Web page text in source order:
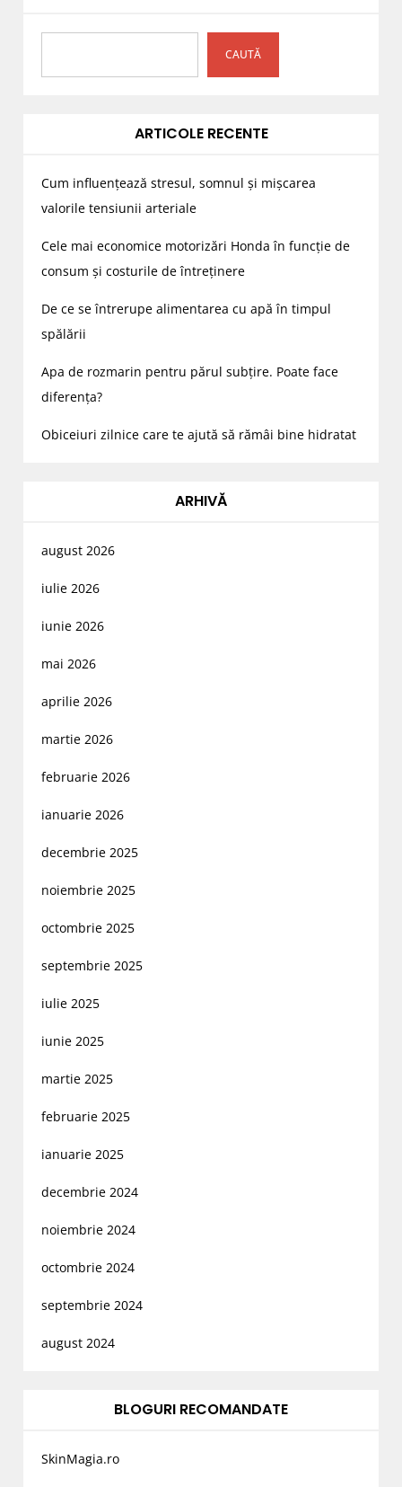
CAUTĂ
ARTICOLE RECENTE
Cum influențează stresul, somnul și mișcarea
valorile tensiunii arteriale
Cele mai economice motorizări Honda în funcție de
consum și costurile de întreținere
De ce se întrerupe alimentarea cu apă în timpul
spălării
Apa de rozmarin pentru părul subțire. Poate face
diferența?
Obiceiuri zilnice care te ajută să rămâi bine hidratat
ARHIVĂ
august 2026
iulie 2026
iunie 2026
mai 2026
aprilie 2026
martie 2026
februarie 2026
ianuarie 2026
decembrie 2025
noiembrie 2025
octombrie 2025
septembrie 2025
iulie 2025
iunie 2025
martie 2025
februarie 2025
ianuarie 2025
decembrie 2024
noiembrie 2024
octombrie 2024
septembrie 2024
august 2024
BLOGURI RECOMANDATE
SkinMagia.ro